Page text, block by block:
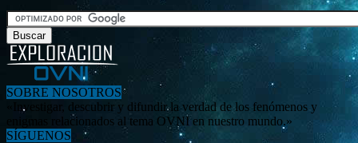
SOBRE NOSOTROS
«Investigar, descubrir y difundir la verdad de los fenómenos y
enigmas relacionados al tema OVNI en nuestro mundo.»
SÍGUENOS